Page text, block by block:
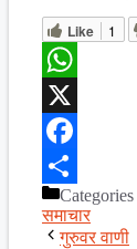
Like 1
WhatsApp
X
Facebook
ShareCategories
समाचार
गुरुवर वाणी